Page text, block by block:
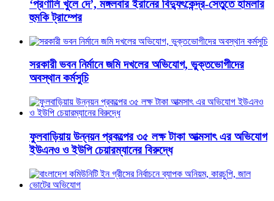
‘প্রণালি খুলে দে’, মঙ্গলবার ইরানের বিদ্যুৎকেন্দ্র-সেতুতে হামলার
হুমকি ট্রাম্পের
সরকারী ভবন নির্মানে জমি দখলের অভিযোগ, ভুক্তভোগীদের
অবস্থান কর্মসুচি
ফুলবাড়িয়ায় উন্নয়ন প্রকল্পের ৩৫ লক্ষ টাকা আত্মসাৎ এর অভিযোগ
ইউএনও ও ইউপি চেয়ারম্যানের বিরুদ্ধে